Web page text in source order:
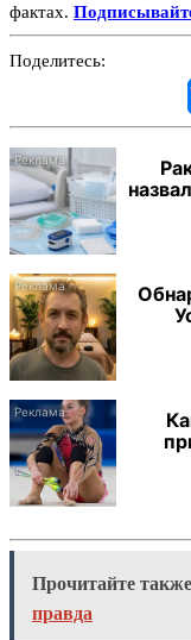
фактах.
Поделитесь:
Прочитайте также
правда